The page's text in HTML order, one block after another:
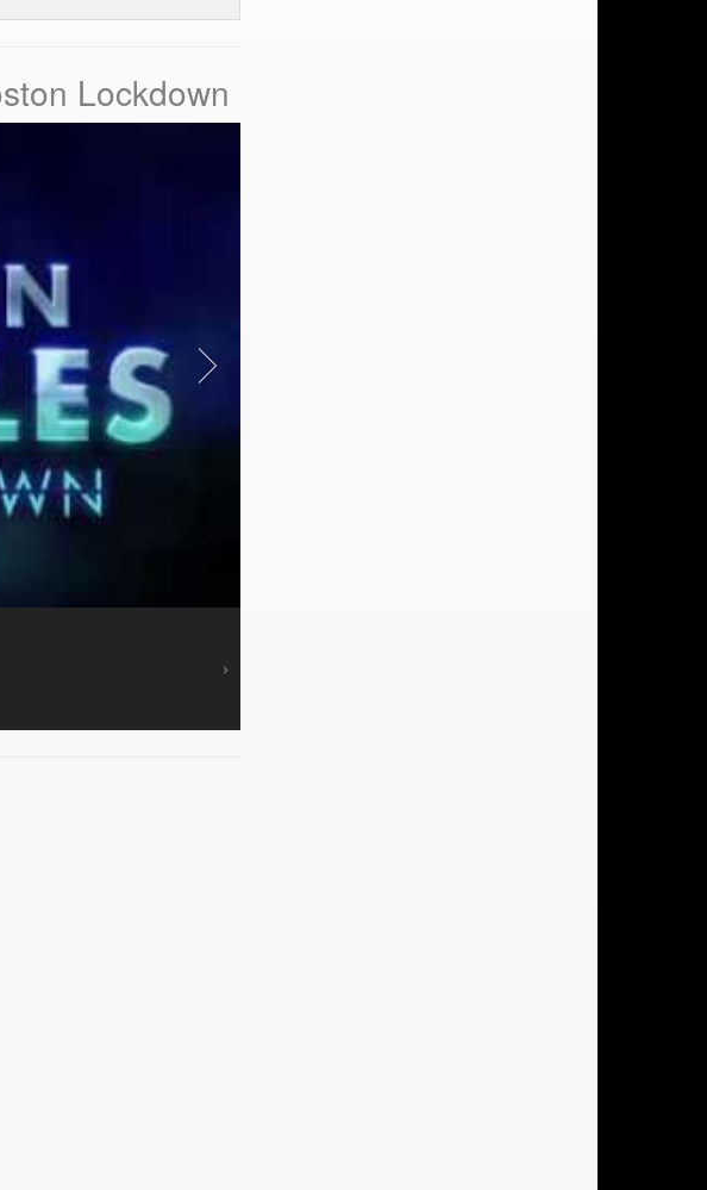
Lockdown